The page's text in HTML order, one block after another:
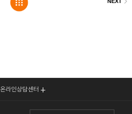
온라인상담센터